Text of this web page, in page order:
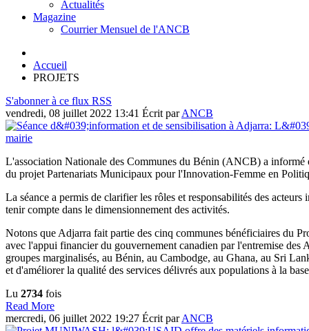
Actualités
Magazine
Courrier Mensuel de l'ANCB
Accueil
PROJETS
S'abonner à ce flux RSS
vendredi, 08 juillet 2022 13:41 Écrit parANCB
L'association Nationale des Communes du Bénin (ANCB) a informé
du projet Partenariats Municipaux pour l'Innovation-Femme en
La séance a permis de clarifier les rôles et responsabilités des
tenir compte dans le dimensionnement des activités.
Notons que Adjarra fait partie des cinq communes bénéficiaires du
avec l'appui financier du gouvernement canadien par l'entremise des
groupes marginalisés, au Bénin, au Cambodge, au Ghana, au Sri
et d'améliorer la qualité des services délivrés aux populations à la
Lu 2734 fois
Read More
mercredi, 06 juillet 2022 19:27 Écrit parANCB